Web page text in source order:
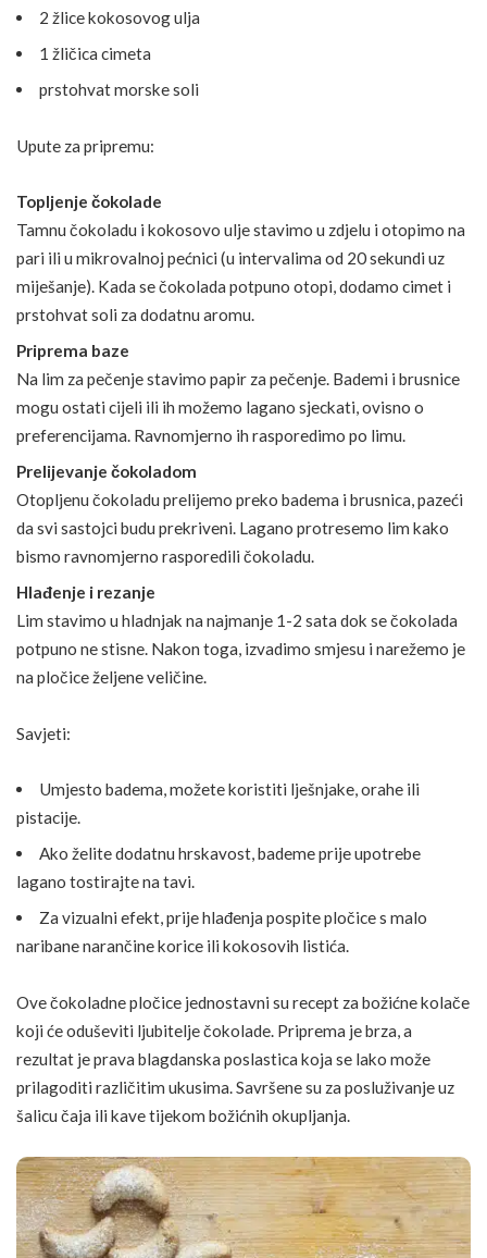
2 žlice kokosovog ulja
1 žličica cimeta
prstohvat morske soli
Upute za pripremu:
Topljenje čokolade
Tamnu čokoladu i kokosovo ulje stavimo u zdjelu i otopimo na
pari ili u mikrovalnoj pećnici (u intervalima od 20 sekundi uz
miješanje). Kada se čokolada potpuno otopi, dodamo cimet i
prstohvat soli za dodatnu aromu.
Priprema baze
Na lim za pečenje stavimo papir za pečenje. Bademi i brusnice
mogu ostati cijeli ili ih možemo lagano sjeckati, ovisno o
preferencijama. Ravnomjerno ih rasporedimo po limu.
Prelijevanje čokoladom
Otopljenu čokoladu prelijemo preko badema i brusnica, pazeći
da svi sastojci budu prekriveni. Lagano protresemo lim kako
bismo ravnomjerno rasporedili čokoladu.
Hlađenje i rezanje
Lim stavimo u hladnjak na najmanje 1-2 sata dok se čokolada
potpuno ne stisne. Nakon toga, izvadimo smjesu i narežemo je
na pločice željene veličine.
Savjeti:
Umjesto badema, možete koristiti lješnjake, orahe ili
pistacije.
Ako želite dodatnu hrskavost, bademe prije upotrebe
lagano tostirajte na tavi.
Za vizualni efekt, prije hlađenja pospite pločice s malo
naribane narančine korice ili kokosovih listića.
Ove čokoladne pločice jednostavni su recept za božićne kolače
koji će oduševiti ljubitelje čokolade. Priprema je brza, a
rezultat je prava blagdanska poslastica koja se lako može
prilagoditi različitim ukusima. Savršene su za posluživanje uz
šalicu čaja ili kave tijekom božićnih okupljanja.